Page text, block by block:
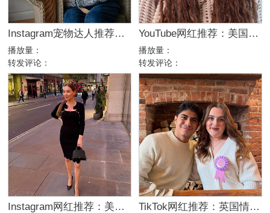
Instagram宠物达人推荐：加拿大猫咪生活博主，适合宠物品牌合作
播放量：
转发评论：
YouTube网红推荐：美国生活方式Vlog博主，200万粉家庭达人合作
播放量：
转发评论：
Instagram网红推荐：美国美妆护肤博主，46万粉幽默科普达人合作 TikTok网红推荐：英国情侣生活旅行博主，互动挑战达人合作